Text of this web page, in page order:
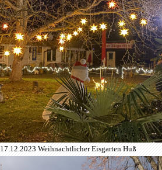
17.12.2023 Weihnachtlicher Eisgarten Huß